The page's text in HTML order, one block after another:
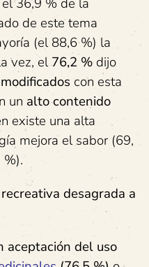
de este tema
(el 88,6 %) la
vez, el76,2 % dijo
con esta
un alto contenido
existe una alta
mejora el sabor (69,
desagrada a
aceptación del uso